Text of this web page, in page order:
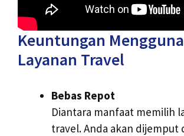
Keuntungan
Layanan Travel
Bebas Repot
Diantara manfaat memilih
travel. Anda akan dijemput